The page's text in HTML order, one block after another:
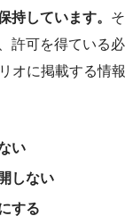
持しています。
許可を得ている
オに掲載する情
い
しない
する